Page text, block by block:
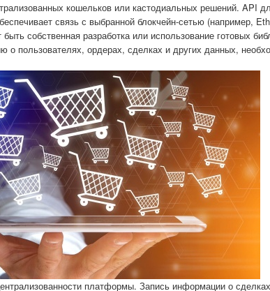
кошельков или кастодиальных решений. API
связь с выбранной блокчейн-сетью (например,
собственная разработка или использование готовых
о пользователях, ордерах, сделках и других данных,
платформы. Запись информации о сделках